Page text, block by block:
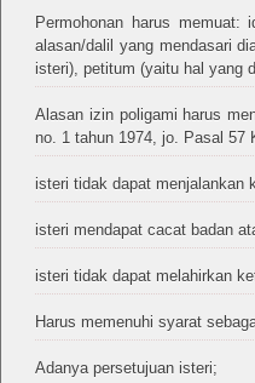
Permohonan harus
alasan/dalil yang mendasari
isteri), petitum (yaitu hal yang
Alasan izin poligami harus
no. 1 tahun 1974, jo. Pasal 57
isteri tidak dapat menjalankan
isteri mendapat cacat badan
isteri tidak dapat melahirkan
Harus memenuhi syarat
Adanya persetujuan isteri;